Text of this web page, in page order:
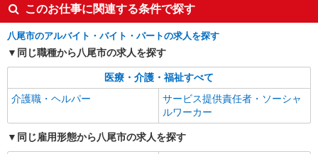
派遣社員
株式会社kotrio /●OS-H2-2117539
八尾市◆サ高住スタッフ◆穏やかな職場×週
3〜×残業なし
時給1550円〜2187円 ＜日払い有/週払い有/交
通費全支給(ガソリン代含む)＞
キープ
このお仕事に関連する条件で探す
八尾市のアルバイト・バイト・パートの求人を探す
同じ職種から八尾市の求人を探す
医療・介護・福祉すべて
介護職・ヘルパー
サービス提供責任者・ソーシャ
ルワーカー
同じ雇用形態から八尾市の求人を探す